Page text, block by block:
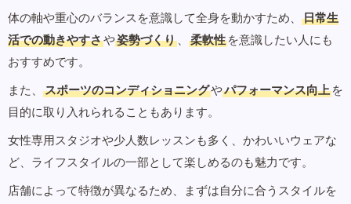
体の軸や重心のバランスを意識して全身を動かすため、
日常生
活での動きやすさや姿勢づくり 、 柔軟性 を意識したい人にも
おすすめです。
また、
スポーツのコンディショニングやパフォーマンス向上 を
目的に取り入れられることもあります。
女性専用スタジオや少人数レッスンも多く、かわいいウェアな
ど、ライフスタイルの一部として楽しめるのも魅力です。
店舗によって特徴が異なるため、まずは自分に合うスタイルを